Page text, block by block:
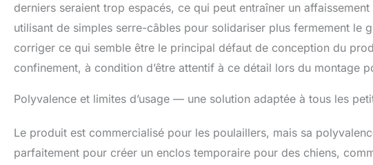
derniers seraient trop espacés, ce qui peut entraîner un
utilisant de simples serre-câbles pour solidariser plus fermement le
corriger ce qui semble être le principal défaut de conception du
confinement, à condition d’être attentif à ce détail lors du montage
Polyvalence et limites d’usage — une solution adaptée à tous les
Le produit est commercialisé pour les poulaillers, mais sa
parfaitement pour créer un enclos temporaire pour des chiens,